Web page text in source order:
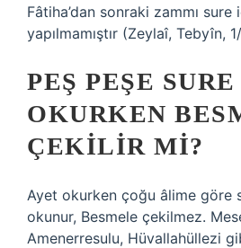
Fâtiha’dan sonraki zammı
yapılmamıştır (Zeylaî, Tebyîn,
PEŞ PEŞE SURE
OKURKEN
ÇEKILIR MI?
Ayet okurken çoğu âlime göre
okunur, Besmele çekilmez.
Amenerresulu, Hüvallahüllezi